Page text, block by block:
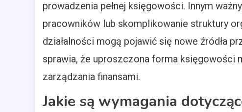
prowadzenia pełnej księgowości. Innym
pracowników lub skomplikowanie struktury
działalności mogą pojawić się nowe źródła
sprawia, że uproszczona forma księgowości
zarządzania finansami.
Jakie są wymagania